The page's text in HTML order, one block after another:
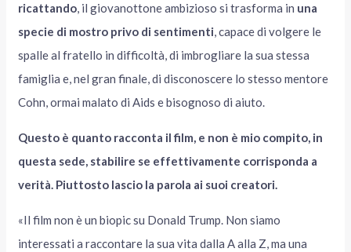
ricattando, il giovanottone ambizioso si trasforma in una
specie di mostro privo di sentimenti, capace di volgere le
spalle al fratello in difficoltà, di imbrogliare la sua stessa
famiglia e, nel gran finale, di disconoscere lo stesso mentore
Cohn, ormai malato di Aids e bisognoso di aiuto.
Questo è quanto racconta il film, e non è mio compito, in
questa sede, stabilire se effettivamente corrisponda a
verità. Piuttosto lascio la parola ai suoi creatori.
«Il film non è un biopic su Donald Trump. Non siamo
interessati a raccontare la sua vita dalla A alla Z, ma una